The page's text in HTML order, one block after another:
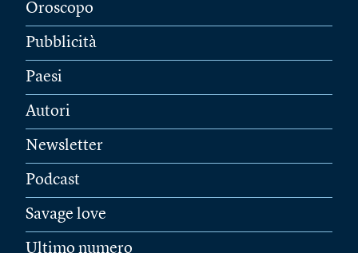
Oroscopo
Pubblicità
Paesi
Autori
Newsletter
Podcast
Savage love
Ultimo numero